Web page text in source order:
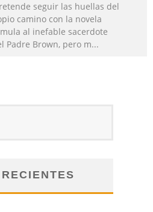
seguir las huellas del
camino con la novela
al inefable sacerdote
Padre Brown, pero m...